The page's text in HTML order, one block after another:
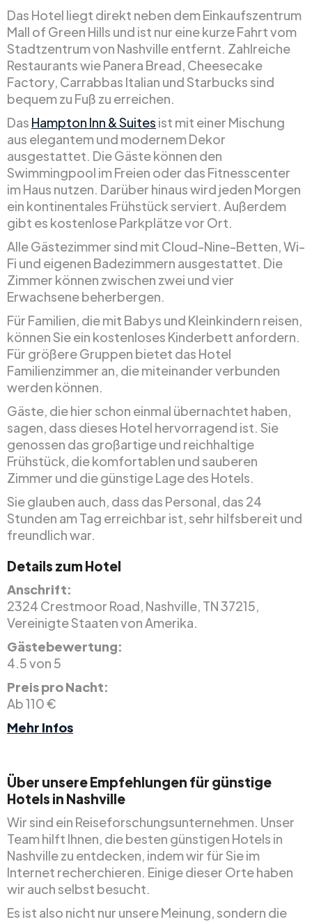
Das Hotel liegt direkt neben dem Einkaufszentrum
Mall of Green Hills und ist nur eine kurze Fahrt vom
Stadtzentrum von Nashville entfernt. Zahlreiche
Restaurants wie Panera Bread, Cheesecake
Factory, Carrabbas Italian und Starbucks sind
bequem zu Fuß zu erreichen.
Das Hampton Inn & Suites ist mit einer Mischung
aus elegantem und modernem Dekor
ausgestattet. Die Gäste können den
Swimmingpool im Freien oder das Fitnesscenter
im Haus nutzen. Darüber hinaus wird jeden Morgen
ein kontinentales Frühstück serviert. Außerdem
gibt es kostenlose Parkplätze vor Ort.
Alle Gästezimmer sind mit Cloud-Nine-Betten, Wi-
Fi und eigenen Badezimmern ausgestattet. Die
Zimmer können zwischen zwei und vier
Erwachsene beherbergen.
Für Familien, die mit Babys und Kleinkindern reisen,
können Sie ein kostenloses Kinderbett anfordern.
Für größere Gruppen bietet das Hotel
Familienzimmer an, die miteinander verbunden
werden können.
Gäste, die hier schon einmal übernachtet haben,
sagen, dass dieses Hotel hervorragend ist. Sie
genossen das großartige und reichhaltige
Frühstück, die komfortablen und sauberen
Zimmer und die günstige Lage des Hotels.
Sie glauben auch, dass das Personal, das 24
Stunden am Tag erreichbar ist, sehr hilfsbereit und
freundlich war.
Details zum Hotel
Anschrift:
2324 Crestmoor Road, Nashville, TN 37215,
Vereinigte Staaten von Amerika.
Gästebewertung:
4.5 von 5
Preis pro Nacht:
Ab 110 €
Mehr Infos
Über unsere Empfehlungen für günstige
Hotels in Nashville
Wir sind ein Reiseforschungsunternehmen. Unser
Team hilft Ihnen, die besten günstigen Hotels in
Nashville zu entdecken, indem wir für Sie im
Internet recherchieren. Einige dieser Orte haben
wir auch selbst besucht.
Es ist also nicht nur unsere Meinung, sondern die